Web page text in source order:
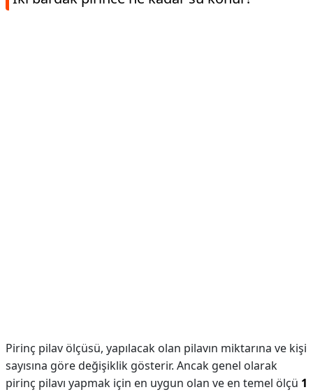
Pirinç pilav ölçüsü, yapılacak olan pilavın miktarına ve kişi
sayısına göre değişiklik gösterir. Ancak genel olarak
pirinç pilavı yapmak için en uygun olan ve en temel ölçü 1